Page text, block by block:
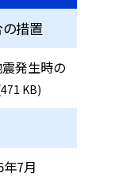
措置
発生時の
KB)
7月